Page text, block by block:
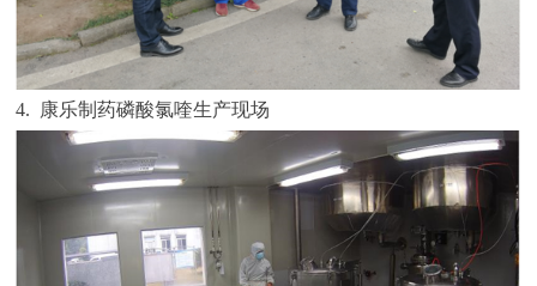
4. 康乐制药磷酸氯喹生产现场